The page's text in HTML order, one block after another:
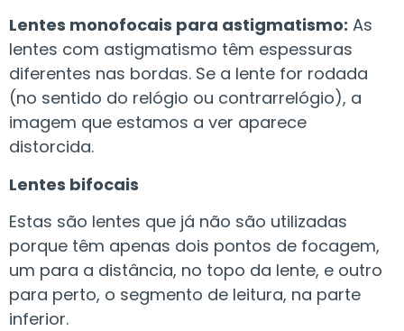
Lentes monofocais para astigmatismo: As
lentes com astigmatismo têm espessuras
diferentes nas bordas. Se a lente for rodada
(no sentido do relógio ou contrarrelógio), a
imagem que estamos a ver aparece
distorcida.
Lentes bifocais
Estas são lentes que já não são utilizadas
porque têm apenas dois pontos de focagem,
um para a distância, no topo da lente, e outro
para perto, o segmento de leitura, na parte
inferior.